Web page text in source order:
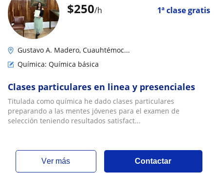
$250/h 1ª clase gratis
Gustavo A. Madero, Cuauhtémoc...
Química: Química básica
Clases particulares en linea y presenciales
Titulada como química he dado clases particulares
preparando a las mentes jóvenes para el examen de
selección teniendo resultados satisfact...
ver más Contactar